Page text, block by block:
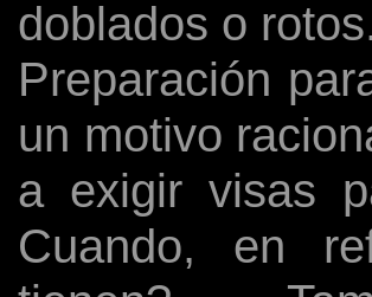
doblados o
Preparación
un motivo
a exigir visas
Cuando, en